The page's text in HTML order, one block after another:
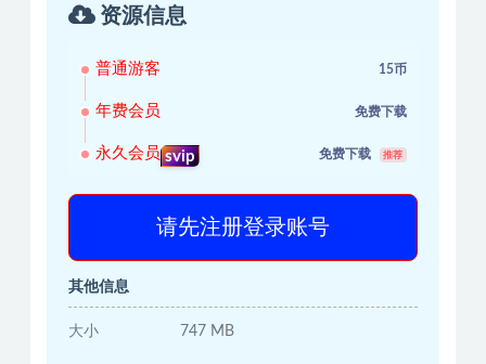
资源信息
普通游客 15币
年费会员 免费下载
永久会员 svip 免费下载 推荐
请先注册登录账号
其他信息
大小 747 MB